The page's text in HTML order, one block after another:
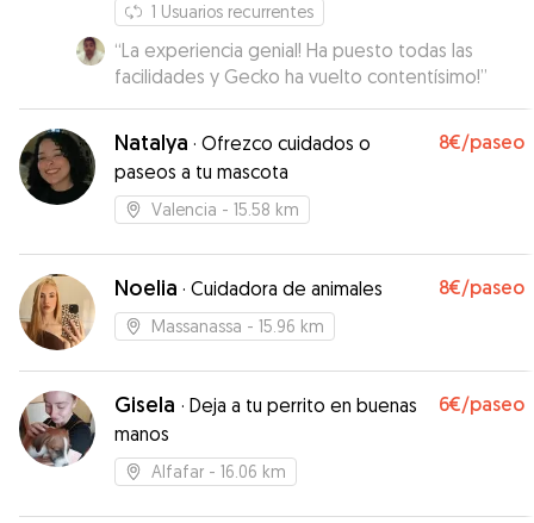
nuestros perros. ¡Lo recomendamos muchísimo!
1 Usuarios recurrentes
“La experiencia genial! Ha puesto todas las
facilidades y Gecko ha vuelto contentísimo!”
Natalya · Ofrezco cuidados o
paseos a tu mascota
8€/paseo
Valencia - 15.58 km
Noelia · Cuidadora de animales 8€/paseo
Massanassa - 15.96 km
Gisela · Deja a tu perrito en buenas
manos
6€/paseo
Alfafar - 16.06 km